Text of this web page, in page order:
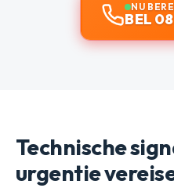
NU
BEL
Technische
urgentie